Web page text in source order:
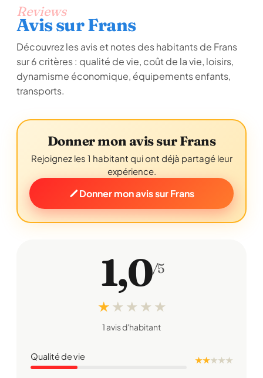
Reviews
Avis sur Frans
Découvrez les avis et notes des habitants de Frans
sur 6 critères : qualité de vie, coût de la vie, loisirs,
dynamisme économique, équipements enfants,
transports.
Donner mon avis sur Frans
Rejoignez les 1 habitant qui ont déjà partagé leur
expérience.
Donner mon avis sur Frans
1,0/5
★ ★ ★ ★ ★
1 avis d'habitant
Qualité de vie ★ ★★★★